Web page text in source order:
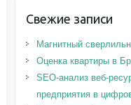
Свежие записи
Магнитный
Оценка квартиры в
SEO-анализ веб-
предприятия в